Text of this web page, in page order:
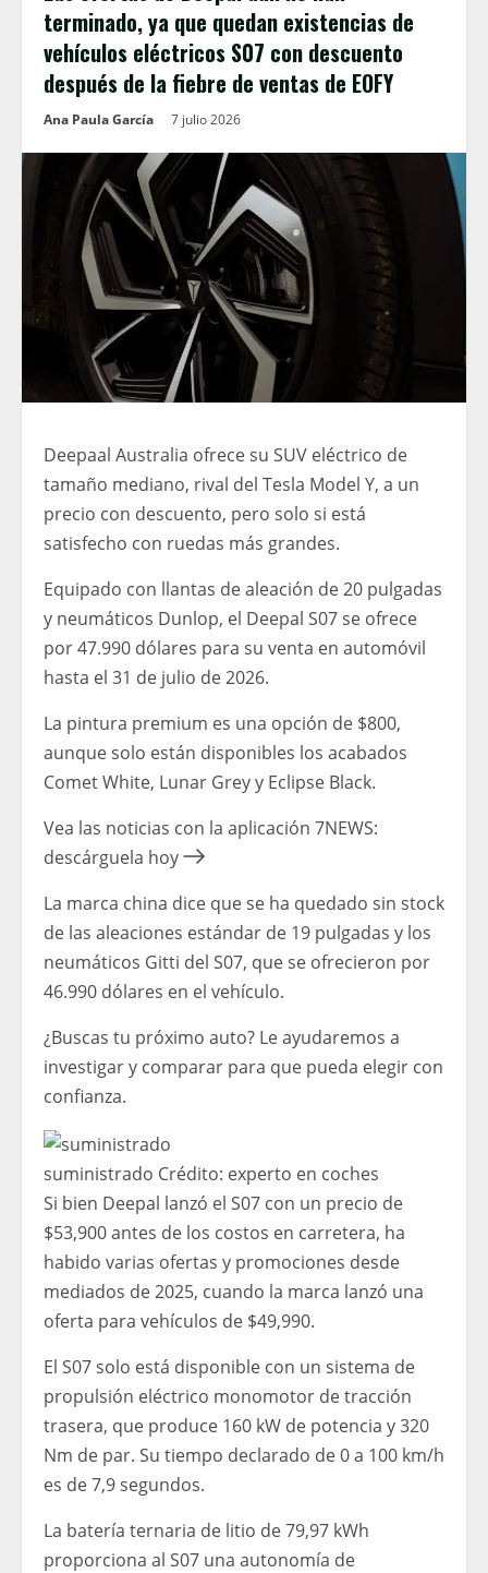
terminado, ya que quedan existencias de
vehículos eléctricos S07 con descuento
después de la fiebre de ventas de EOFY
Ana Paula García 7 julio 2026
Deepaal Australia ofrece su SUV eléctrico de
tamaño mediano, rival del Tesla Model Y, a un
precio con descuento, pero solo si está
satisfecho con ruedas más grandes.
Equipado con llantas de aleación de 20 pulgadas
y neumáticos Dunlop, el Deepal S07 se ofrece
por 47.990 dólares para su venta en automóvil
hasta el 31 de julio de 2026.
La pintura premium es una opción de $800,
aunque solo están disponibles los acabados
Comet White, Lunar Grey y Eclipse Black.
Vea las noticias con la aplicación 7NEWS:
descárguela hoy
La marca china dice que se ha quedado sin stock
de las aleaciones estándar de 19 pulgadas y los
neumáticos Gitti del S07, que se ofrecieron por
46.990 dólares en el vehículo.
¿Buscas tu próximo auto? Le ayudaremos a
investigar y comparar para que pueda elegir con
confianza.
suministrado Crédito: experto en coches
Si bien Deepal lanzó el S07 con un precio de
$53,900 antes de los costos en carretera, ha
habido varias ofertas y promociones desde
mediados de 2025, cuando la marca lanzó una
oferta para vehículos de $49,990.
El S07 solo está disponible con un sistema de
propulsión eléctrico monomotor de tracción
trasera, que produce 160 kW de potencia y 320
Nm de par. Su tiempo declarado de 0 a 100 km/h
es de 7,9 segundos.
La batería ternaria de litio de 79,97 kWh
proporciona al S07 una autonomía de